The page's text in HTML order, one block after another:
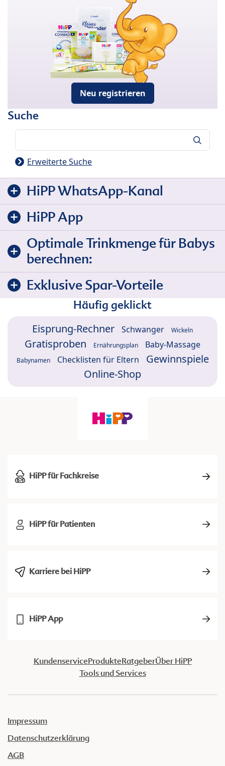
Neu registrieren
Suche
Erweiterte Suche
HiPP WhatsApp-Kanal
HiPP App
Optimale Trinkmenge für Babys
berechnen:
Exklusive Spar-Vorteile
Häufig geklickt
Eisprung-Rechner Schwanger Wickeln
Gratisproben Ernährungsplan Baby-Massage
Babynamen Checklisten für Eltern
Gewinnspiele
Online-Shop
HiPP für Fachkreise
HiPP für Patienten
Karriere bei HiPP
HiPP App
KundenserviceProdukteRatgeberÜber HiPP
Tools und Services
Impressum
Datenschutzerklärung
AGB